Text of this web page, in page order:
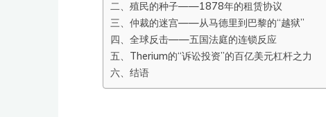
二、殖民的种子——1878年的租赁协议
三、仲裁的迷宫——从马德里到巴黎的“越狱”
四、全球反击——五国法庭的连锁反应
五、Therium的“诉讼投资”的百亿美元杠杆之力
六、结语